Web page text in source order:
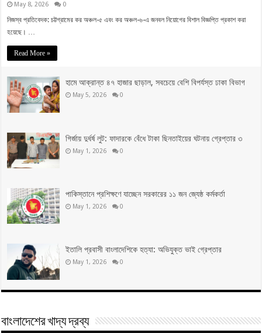
May 8, 2026 0
নিজস্ব প্রতিবেদক: চট্টগ্রামের কর অঞ্চল-৫ এবং কর অঞ্চল-৬-এ জনবল নিয়োগের বিশাল বিজ্ঞপ্তি প্রকাশ করা
হয়েছে। …
Read More »
হামে আক্রান্ত ৪৭ হাজার ছাড়াল, সবচেয়ে বেশি বিপর্যস্ত ঢাকা বিভাগ
May 5, 2026 0
গির্জায় দুর্ধর্ষ লুট: ফাদারকে বেঁধে টাকা ছিনতাইয়ের ঘটনায় গ্রেপ্তার ৩
May 1, 2026 0
পাকিস্তানে প্রশিক্ষণে যাচ্ছেন সরকারের ১১ জন জ্যেষ্ঠ কর্মকর্তা
May 1, 2026 0
ইতালি প্রবাসী বাংলাদেশিকে হত্যা: অভিযুক্ত ভাই গ্রেপ্তার
May 1, 2026 0
বাংলাদেশের খাদ্য দ্রব্য